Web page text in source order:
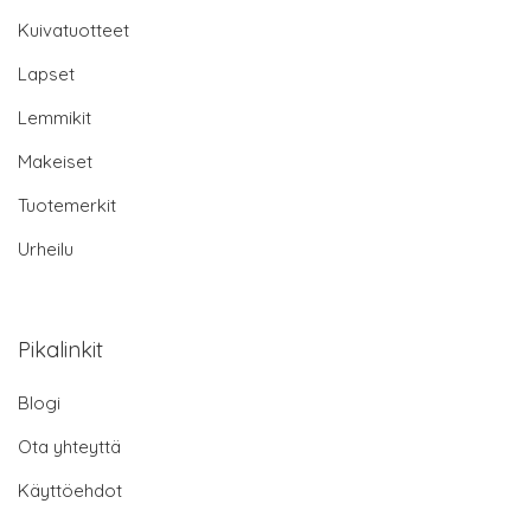
Kuivatuotteet
Lapset
Lemmikit
Makeiset
Tuotemerkit
Urheilu
Pikalinkit
Blogi
Ota yhteyttä
Käyttöehdot